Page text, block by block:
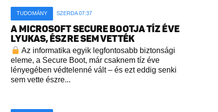
TUDOMÁNY SZERDA 07:37
A MICROSOFT SECURE BOOTJA TÍZ ÉVE
LYUKAS, ÉSZRE SEM VETTÉK
Az informatika egyik legfontosabb biztonsági
eleme, a Secure Boot, már csaknem tíz éve
lényegében védtelenné vált – és ezt eddig senki
sem vette észre...